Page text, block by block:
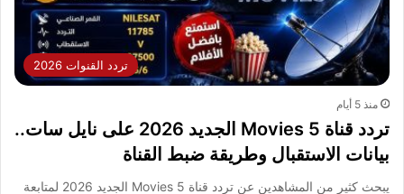
تردد القنوات 2026
منذ 5 أيام
تردد قناة 5 Movies الجديد 2026 على نايل سات..
بيانات الاستقبال وطريقة ضبط القناة
يبحث كثير من المشاهدين عن تردد قناة 5 Movies الجديد 2026 لمتابعة